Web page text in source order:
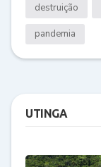
destruição
pandemia
UTINGA